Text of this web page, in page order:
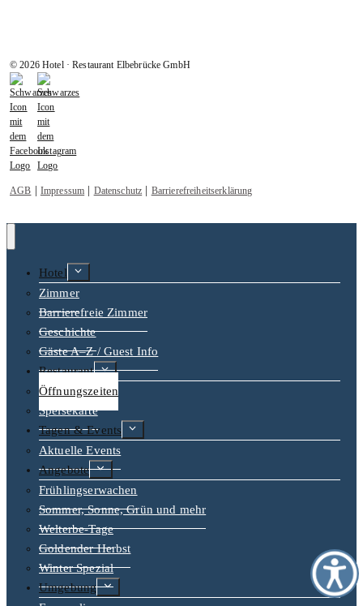
© 2026 Hotel · Restaurant Elbebrücke GmbH
AGB | Impressum | Datenschutz | Barrierefreiheitserklärung
Hotel
Untermenü
erweitern
Zimmer
Barrierefreie Zimmer
Geschichte
Gäste A–Z / Guest Info
Restaurant Untermenü
erweitern
Öffnungszeiten
Speisekarte
Tagen & Events
Untermenü
erweitern
Aktuelle Events
Angebote Untermenü
erweitern
Frühlingserwachen
Sommer, Sonne, Grün und mehr
Welterbe-Tage
Goldender Herbst
Winter Spezial
Umgebung Untermenü
erweitern